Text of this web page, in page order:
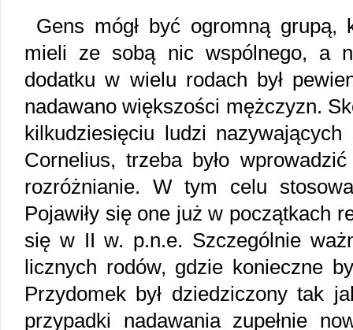
Gens mógł być ogromną grupą,
mieli ze sobą nic wspólnego, a
dodatku w wielu rodach był
nadawano większości mężczyzn.
kilkudziesięciu ludzi
Cornelius, trzeba było
rozróżnianie. W tym celu
Pojawiły się one już w początkach
się w II w. p.n.e. Szczególnie
licznych rodów, gdzie konieczne
Przydomek był dziedziczony tak
przypadki nadawania zupełnie